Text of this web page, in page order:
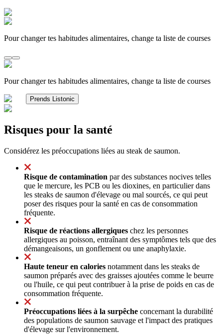
Pour changer tes habitudes alimentaires, change ta liste de courses
Pour changer tes habitudes alimentaires, change ta liste de courses
Prends Listonic
Risques pour la santé
Considérez les préoccupations liées au steak de saumon.
Risque de contamination par des substances nocives telles
que le mercure, les PCB ou les dioxines, en particulier dans
les steaks de saumon d'élevage ou mal sourcés, ce qui peut
poser des risques pour la santé en cas de consommation
fréquente.
Risque de réactions allergiques chez les personnes
allergiques au poisson, entraînant des symptômes tels que des
démangeaisons, un gonflement ou une anaphylaxie.
Haute teneur en calories notamment dans les steaks de
saumon préparés avec des graisses ajoutées comme le beurre
ou l'huile, ce qui peut contribuer à la prise de poids en cas de
consommation fréquente.
Préoccupations liées à la surpêche concernant la durabilité
des populations de saumon sauvage et l'impact des pratiques
d'élevage sur l'environnement.